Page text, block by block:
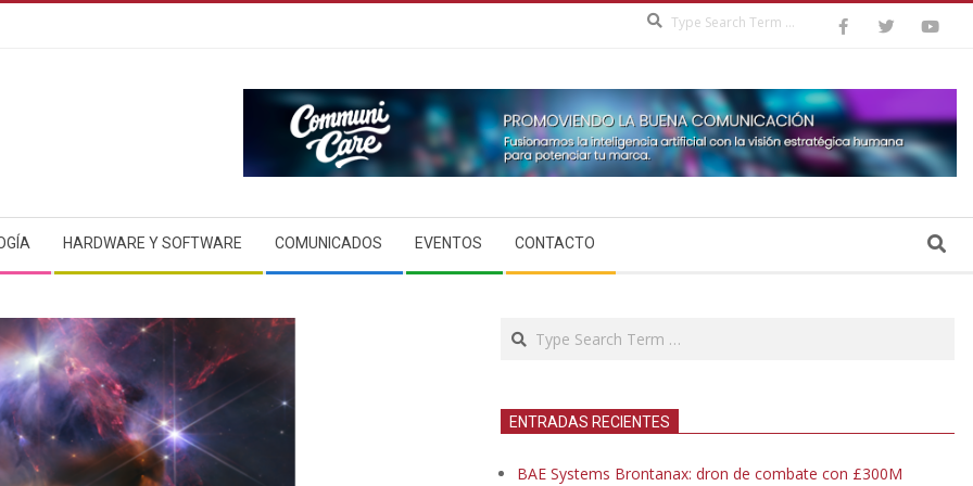
HARDWARE Y SOFTWARE COMUNICADOS EVENTOS CONTACTO Search
Search
ENTRADAS RECIENTES
BAE Systems Brontanax: dron de combate con £300M